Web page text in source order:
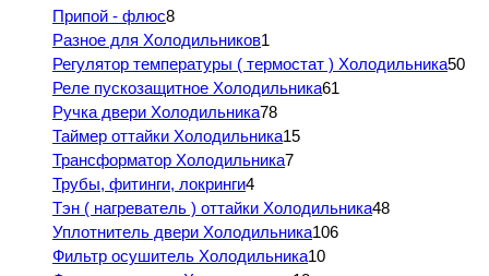
Припой - флюс8
Разное для Холодильников1
Регулятор температуры ( термостат ) Холодильника50
Реле пускозащитное Холодильника61
Ручка двери Холодильника78
Таймер оттайки Холодильника15
Трансформатор Холодильника7
Трубы, фитинги, локринги4
Тэн ( нагреватель ) оттайки Холодильника48
Уплотнитель двери Холодильника106
Фильтр осушитель Холодильника10